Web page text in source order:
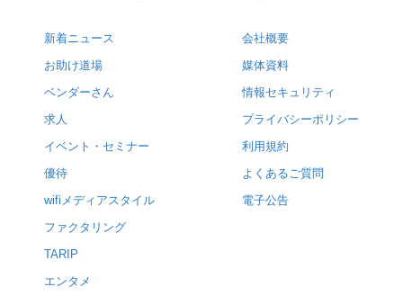
新着ニュース
お助け道場
ベンダーさん
求人
イベント・セミナー
優待
wifiメディアスタイル
ファクタリング
TARIP
エンタメ
会社概要
媒体資料
情報セキュリティ
プライバシーポリシー
利用規約
よくあるご質問
電子公告